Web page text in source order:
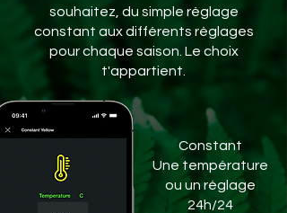
souhaitez, du simple réglage
constant aux différents réglages
pour chaque saison. Le choix
t'appartient.
Constant
Une température
ou un réglage
24h/24